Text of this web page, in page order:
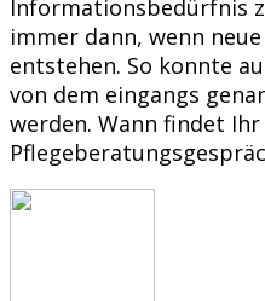
Informationsbedürfnis
immer dann, wenn
entstehen. So konnte
von dem eingangs
werden. Wann findet